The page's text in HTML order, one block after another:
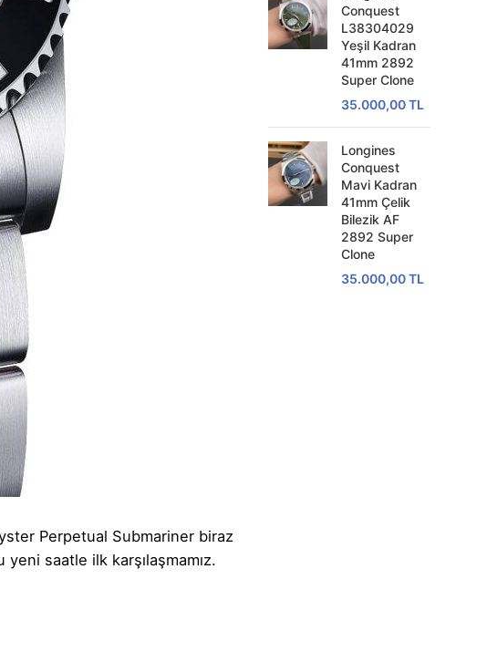
Perpetual Submariner biraz
saatle ilk karşılaşmamız.
Conquest
L38304029
Yeşil Kadran
41mm 2892
Super Clone
35.000,00TL
Longines
Conquest
Mavi Kadran
41mm Çelik
Bilezik AF
2892 Super
Clone
35.000,00TL